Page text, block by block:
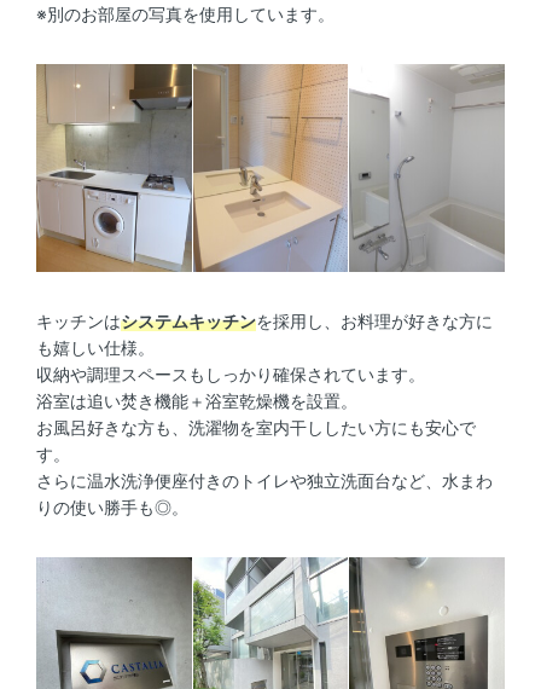
※別のお部屋の写真を使用しています。
キッチンはシステムキッチンを採用し、お料理が好きな方に
も嬉しい仕様。
収納や調理スペースもしっかり確保されています。
浴室は追い焚き機能＋浴室乾燥機を設置。
お風呂好きな方も、洗濯物を室内干ししたい方にも安心で
す。
さらに温水洗浄便座付きのトイレや独立洗面台など、水まわ
りの使い勝手も◎。